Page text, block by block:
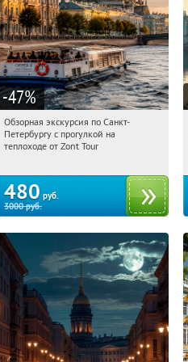
-47%
15:48:57 Купили:
Площадь Восстания
Обзорная экскурсия по Санкт-
Петербургу с прогулкой на
теплоходе от Zont Tour
480 руб.
3000руб.